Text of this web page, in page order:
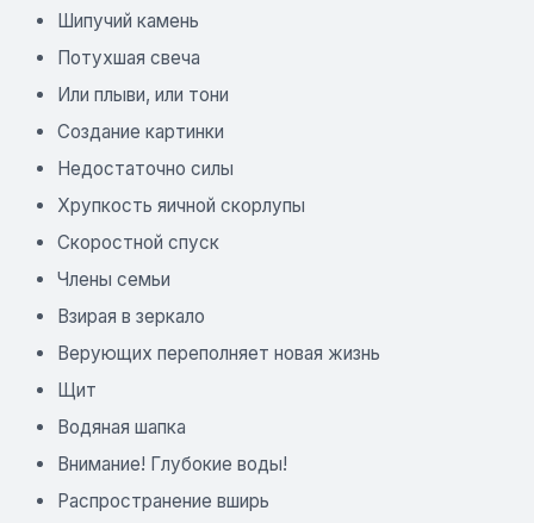
Шипучий камень
Потухшая свеча
Или плыви, или тони
Создание картинки
Недостаточно силы
Хрупкость яичной скорлупы
Скоростной спуск
Члены семьи
Взирая в зеркало
Верующих переполняет новая жизнь
Щит
Водяная шапка
Внимание! Глубокие воды!
Распространение вширь